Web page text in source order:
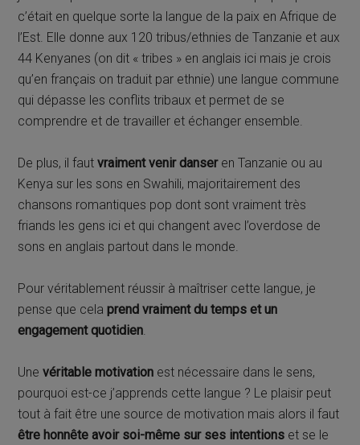
c’était en quelque sorte la langue de la paix en Afrique de
l’Est. Elle donne aux 120 tribus/ethnies de Tanzanie et aux
44 Kenyanes (on dit « tribes » en anglais ici mais je crois
qu’en français on traduit par ethnie) une langue commune
qui dépasse les conflits tribaux et permet de se
comprendre et de travailler et échanger ensemble.
De plus, il fautvraiment venir danser en Tanzanie ou au
Kenya sur les sons en Swahili, majoritairement des
chansons romantiques pop dont sont vraiment très
friands les gens ici et qui changent avec l’overdose de
sons en anglais partout dans le monde.
Pour véritablement réussir à maîtriser cette langue, je
pense que celaprend vraiment du temps et un
engagement quotidien.
Unevéritable motivation est nécessaire dans le sens,
pourquoi est-ce j’apprends cette langue ? Le plaisir peut
tout à fait être une source de motivation mais alors il faut
être honnête avoir soi-même sur ses intentions et se le